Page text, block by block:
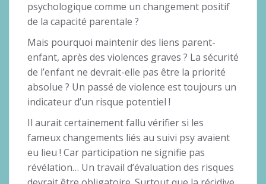
psychologique comme un changement positif
de la capacité parentale ?
Mais pourquoi maintenir des liens parent-
enfant, après des violences graves ? La sécurité
de l’enfant ne devrait-elle pas être la priorité
absolue ? Un passé de violence est toujours un
indicateur d’un risque potentiel !
Il aurait certainement fallu vérifier si les
fameux changements liés au suivi psy avaient
eu lieu ! Car participation ne signifie pas
révélation… Un travail d’évaluation des risques